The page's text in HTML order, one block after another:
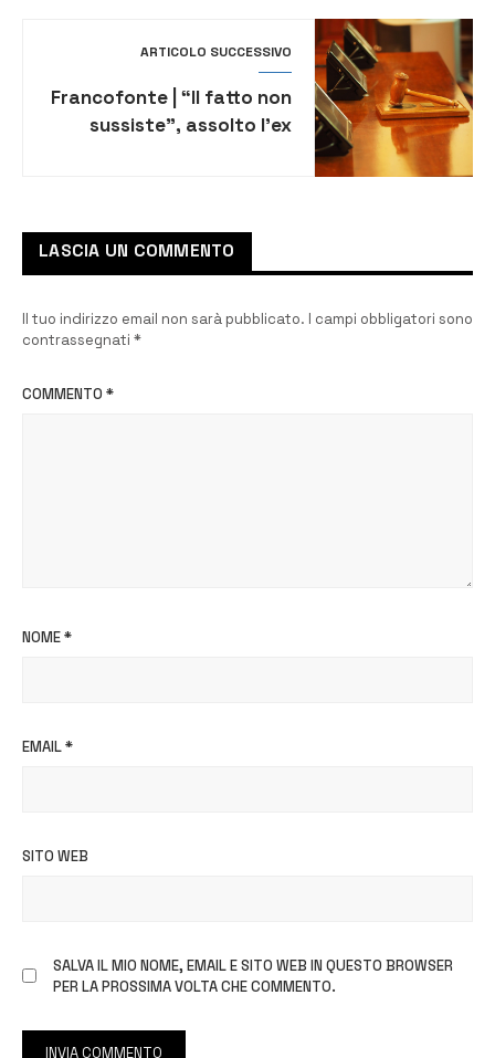
ARTICOLO SUCCESSIVO
Francofonte | “Il fatto non
sussiste”, assolto l’ex
LASCIA UN COMMENTO
Il tuo indirizzo email non sarà pubblicato. I campi obbligatori sono
contrassegnati *
COMMENTO *
NOME*
EMAIL*
SITO WEB
SALVA IL MIO NOME, EMAIL E SITO WEB IN QUESTO BROWSER
PER LA PROSSIMA VOLTA CHE COMMENTO.